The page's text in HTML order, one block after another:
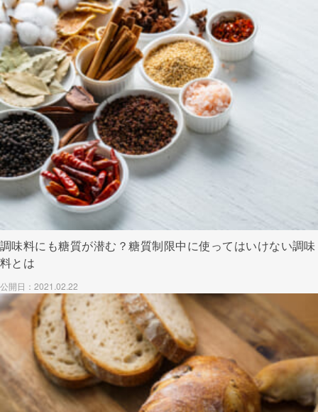
調味料にも糖質が潜む？糖質制限中に使ってはいけない調味
料とは
公開日：2021.02.22